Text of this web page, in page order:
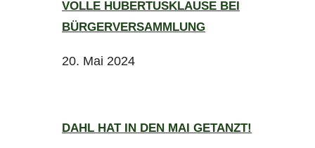
VOLLE HUBERTUSKLAUSE BEI
BÜRGERVERSAMMLUNG
20. Mai 2024
DAHL HAT IN DEN MAI GETANZT!